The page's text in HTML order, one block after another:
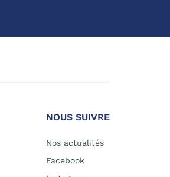
NOUS SUIVRE
Nos actualités
Facebook